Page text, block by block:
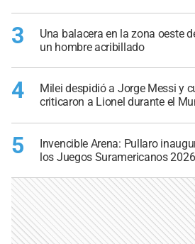
3
Una balacera en la zona oeste
un hombre acribillado
4
Milei despidió a Jorge Messi y
criticaron a Lionel durante el
5
Invencible Arena: Pullaro
los Juegos Suramericanos 2026